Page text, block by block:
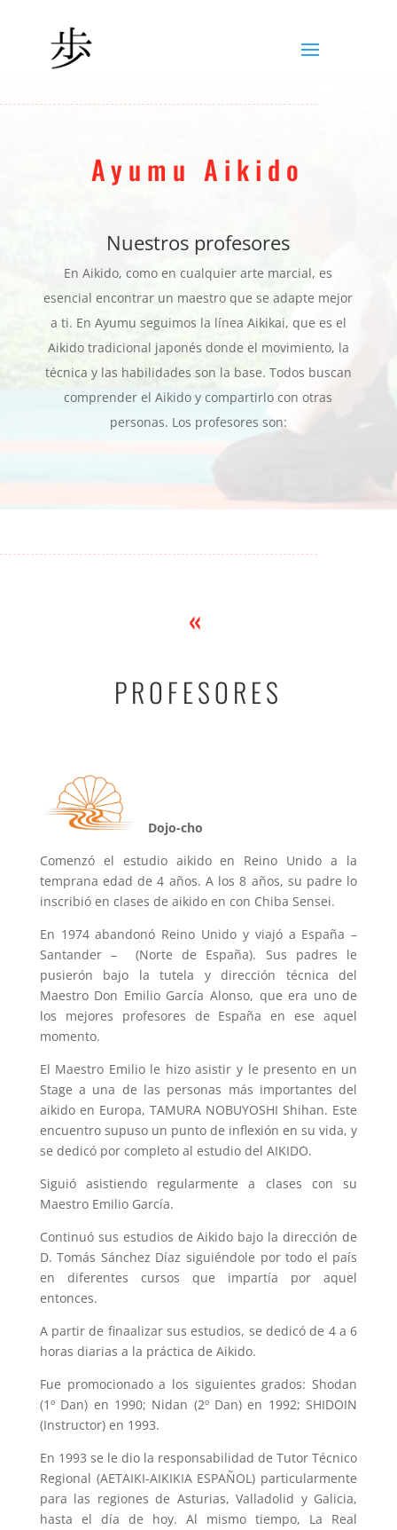
Ayumu Aikido
Nuestros profesores
En Aikido, como en cualquier arte marcial, es
esencial encontrar un maestro que se adapte mejor
a ti. En Ayumu seguimos la línea Aikikai, que es el
Aikido tradicional japonés donde el movimiento, la
técnica y las habilidades son la base. Todos buscan
comprender el Aikido y compartirlo con otras
personas. Los profesores son:
«
PROFESORES
Dojo-cho
Comenzó el estudio aikido en Reino Unido a la
temprana edad de 4 años. A los 8 años, su padre lo
inscribió en clases de aikido en con Chiba Sensei.
En 1974 abandonó Reino Unido y viajó a España –
Santander – (Norte de España). Sus padres le
pusierón bajo la tutela y dirección técnica del
Maestro Don Emilio García Alonso, que era uno de
los mejores profesores de España en ese aquel
momento.
El Maestro Emilio le hizo asistir y le presento en un
Stage a una de las personas más importantes del
aikido en Europa, TAMURA NOBUYOSHI Shihan. Este
encuentro supuso un punto de inflexión en su vida, y
se dedicó por completo al estudio del AIKIDO.
Siguió asistiendo regularmente a clases con su
Maestro Emilio García.
Continuó sus estudios de Aikido bajo la dirección de
D. Tomás Sánchez Díaz siguiéndole por todo el país
en diferentes cursos que impartía por aquel
entonces.
A partir de finaalizar sus estudios, se dedicó de 4 a 6
horas diarias a la práctica de Aikido.
Fue promocionado a los siguientes grados: Shodan
(1º Dan) en 1990; Nidan (2º Dan) en 1992; SHIDOIN
(Instructor) en 1993.
En 1993 se le dio la responsabilidad de Tutor Técnico
Regional (AETAIKI-AIKIKIA ESPAÑOL) particularmente
para las regiones de Asturias, Valladolid y Galicia,
hasta el día de hoy. Al mismo tiempo, La Real